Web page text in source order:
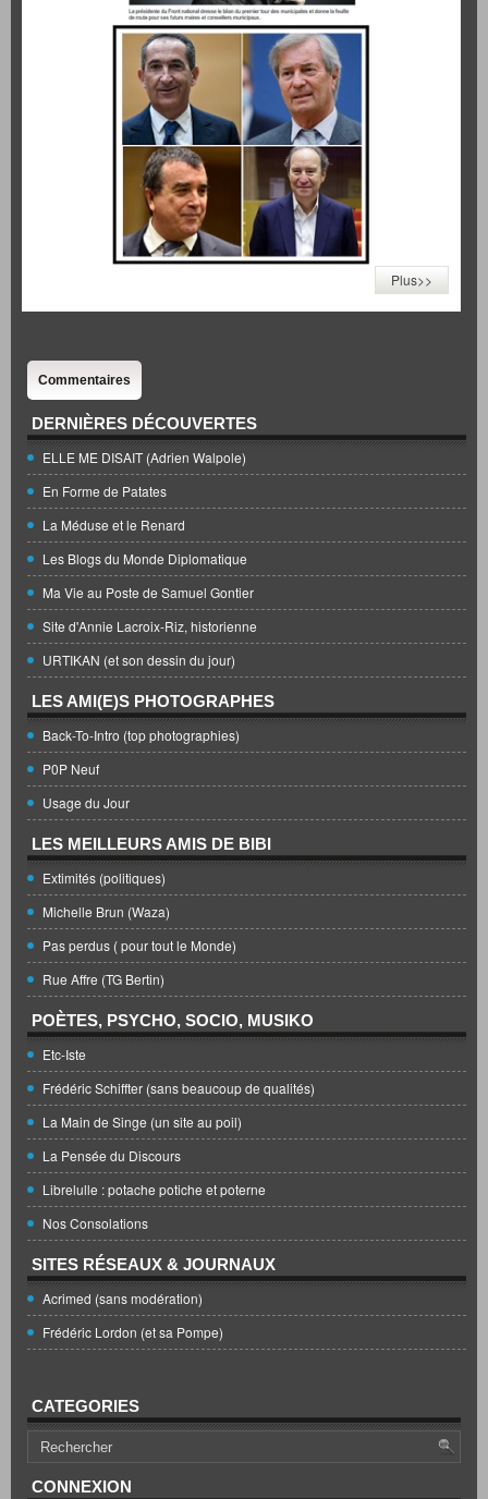
Plus>>
Commentaires
DERNIÈRES DÉCOUVERTES
ELLE ME DISAIT (Adrien Walpole)
En Forme de Patates
La Méduse et le Renard
Les Blogs du Monde Diplomatique
Ma Vie au Poste de Samuel Gontier
Site d'Annie Lacroix-Riz, historienne
URTIKAN (et son dessin du jour)
LES AMI(E)S PHOTOGRAPHES
Back-To-Intro (top photographies)
P0P Neuf
Usage du Jour
LES MEILLEURS AMIS DE BIBI
Extimités (politiques)
Michelle Brun (Waza)
Pas perdus ( pour tout le Monde)
Rue Affre (TG Bertin)
POÈTES, PSYCHO, SOCIO, MUSIKO
Etc-Iste
Frédéric Schiffter (sans beaucoup de qualités)
La Main de Singe (un site au poil)
La Pensée du Discours
Librelulle : potache potiche et poterne
Nos Consolations
SITES RÉSEAUX & JOURNAUX
Acrimed (sans modération)
Frédéric Lordon (et sa Pompe)
CATEGORIES
CONNEXION